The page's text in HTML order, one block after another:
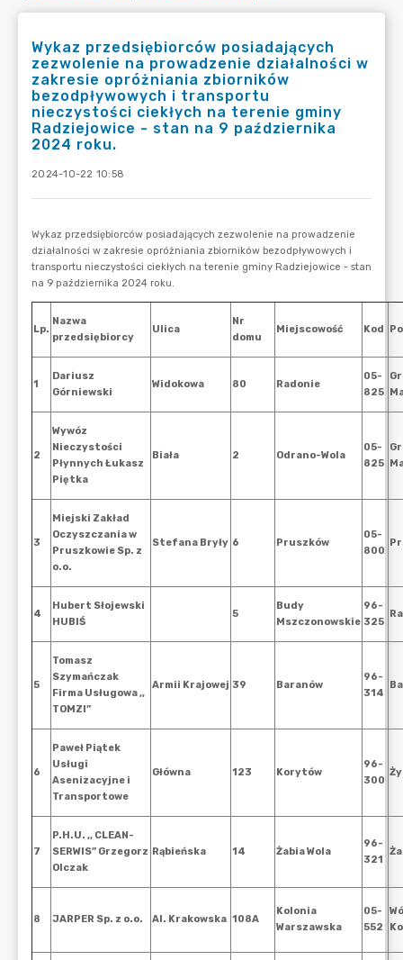
Wykaz przedsiębiorców posiadających
zezwolenie na prowadzenie działalności w
zakresie opróżniania zbiorników
bezodpływowych i transportu
nieczystości ciekłych na terenie gminy
Radziejowice - stan na 9 października
2024 roku.
2024-10-22 10:58